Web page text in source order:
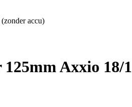
accu)
Axxio 18/